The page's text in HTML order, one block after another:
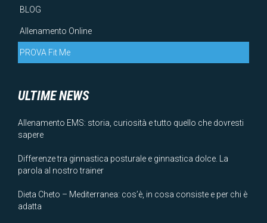
BLOG
Allenamento Online
PROVA Fit Me
ULTIME NEWS
Allenamento EMS: storia, curiosità e tutto quello che dovresti
sapere
Differenze tra ginnastica posturale e ginnastica dolce. La
parola al nostro trainer
Dieta Cheto – Mediterranea: cos’è, in cosa consiste e per chi è
adatta